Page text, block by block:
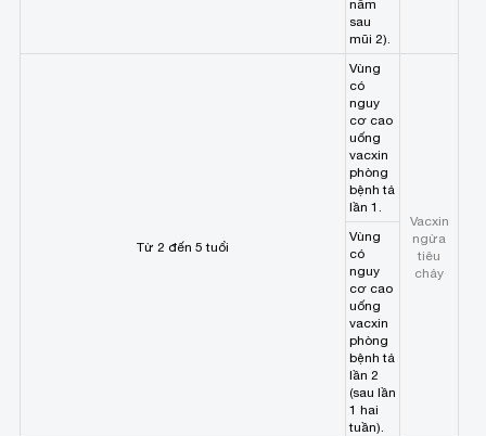
năm
sau
mũi 2).
Từ 2 đến 5 tuổi
Vùng
có
nguy
cơ cao
uống
vacxin
phòng
bệnh tả
lần 1.
Vacxin
ngừa
tiêu
chảy
Vùng
có
nguy
cơ cao
uống
vacxin
phòng
bệnh tả
lần 2
(sau lần
1 hai
tuần).